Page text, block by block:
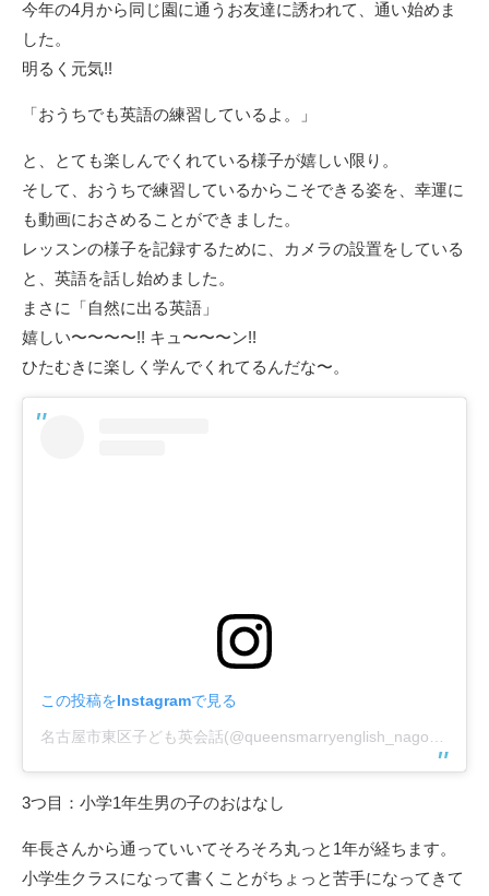
今年の4月から同じ園に通うお友達に誘われて、通い始めま
した。
明るく元気!!
「おうちでも英語の練習しているよ。」
と、とても楽しんでくれている様子が嬉しい限り。
そして、おうちで練習しているからこそできる姿を、幸運に
も動画におさめることができました。
レッスンの様子を記録するために、カメラの設置をしている
と、英語を話し始めました。
まさに「自然に出る英語」
嬉しい〜〜〜〜!! キュ〜〜〜ン!!
ひたむきに楽しく学んでくれてるんだな〜。
この投稿をInstagramで見る
3つ目：小学1年生男の子のおはなし
年長さんから通っていいてそろそろ丸っと1年が経ちます。
小学生クラスになって書くことがちょっと苦手になってきて